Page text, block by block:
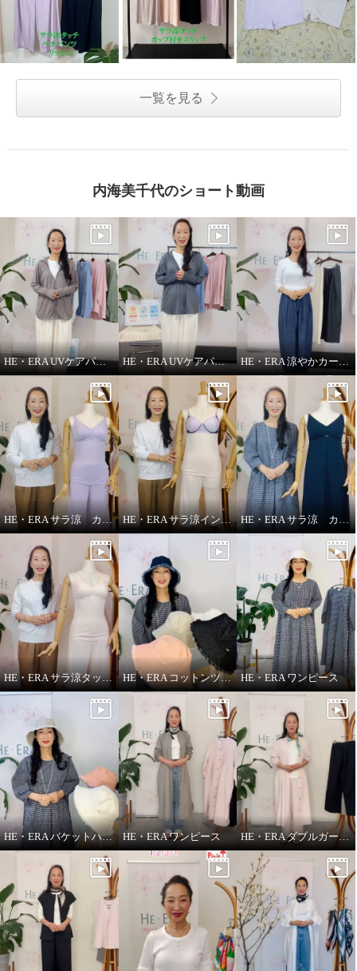
一覧を見る
内海美千代のショート動画
HE・ERA UVケアパーカー HE・ERA UVケアパーカー 機能性について HE・ERA 涼やかカーヴィーパンツ
HE・ERA サラ涼 カップ付きインナー HE・ERA サラ涼インナー HE・ERA サラ涼 カップ付きスリップ
HE・ERA サラ涼タッチ ペチパンツ HE・ERA コットンツイル バケットハット HE・ERA ワンピース
HE・ERA バケットハット HE・ERA ワンピース HE・ERA ダブルガーゼ パンツ